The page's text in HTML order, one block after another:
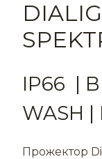
IP66 |
WASH |
Прожектор